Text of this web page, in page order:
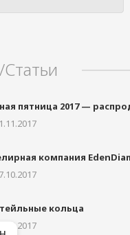
пятница 2017 —
компания
кольца
27.09.2017